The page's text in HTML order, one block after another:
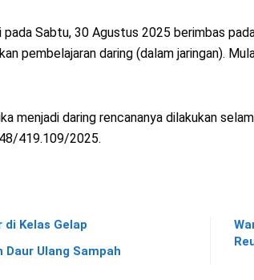
pada Sabtu, 30 Agustus 2025 berimbas
pembelajaran daring (dalam jaringan).
menjadi daring rencananya dilakukan
419.109/2025.
Kelas Gelap
Daur Ulang Sampah